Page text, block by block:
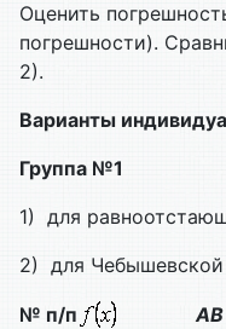
Оценить
погрешности).
2).
Варианты
Группа №1
1) для
2) для
№ п/п AB